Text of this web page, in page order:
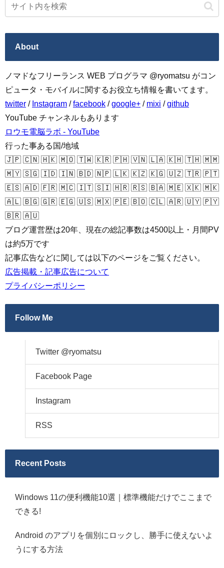
About
ノマドなフリーランス WEB プログラマ @ryomatsu がコン
ピュータ・モバイルに関するお役立ち情報を書いてます。
twitter / Instagram /facebook /google+ / mixi /github
YouTube チャンネルもあります
ロウモ電脳ラボ - YouTube
行った事ある国/地域
🇯🇵 🇨🇳 🇭🇰 🇲🇴 🇹🇼 🇰🇷 🇵🇭 🇻🇳 🇱🇦 🇰🇭 🇹🇭 🇲🇲
🇲🇾 🇸🇬 🇮🇩 🇮🇳 🇧🇩 🇳🇵 🇱🇰 🇰🇿 🇰🇬 🇺🇿 🇹🇷 🇵🇹
🇪🇸 🇦🇩 🇫🇷 🇲🇨 🇮🇹 🇸🇮 🇭🇷 🇷🇸 🇧🇦 🇲🇪 🇽🇰 🇲🇰
🇦🇱 🇧🇬 🇬🇷 🇪🇬 🇺🇸 🇲🇽 🇵🇪 🇧🇴 🇨🇱 🇦🇷 🇺🇾 🇵🇾
🇧🇷 🇦🇺
ブログ運営歴は20年、現在の総記事数は4500以上・月間PV
は約5万です
記事広告などに関しては以下のページをご覧ください。
広告掲載・記事広告について
プライバシーポリシー
Follow Me
Twitter @ryomatsu
Facebook Page
Instagram
RSS
Recent Posts
Windows 11の便利機能10選｜標準機能だけでここまで
できる!
Android のアプリを個別にロックし、勝手に使えないよ
うにする方法